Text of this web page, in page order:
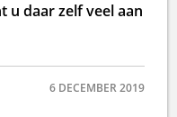
u daar zelf veel aan
6 DECEMBER 2019